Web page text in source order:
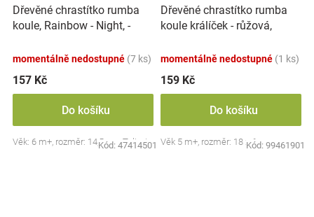
Dřevěné chrastítko rumba
koule, Rainbow - Night, -
momentálně nedostupné (7 ks)
157 Kč
Do košíku
Věk: 6 m+, rozměr: 14,5 cm, Tulimi
Kód: 47414501
Dřevěné chrastítko rumba
koule králíček - růžová,
momentálně nedostupné (1 ks)
159 Kč
Do košíku
Věk 5 m+, rozměr: 18 x 6 cm
Kód: 99461901